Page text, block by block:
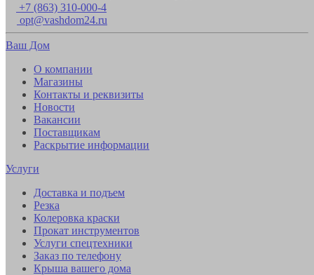
+7 (863) 310-000-4
opt@vashdom24.ru
Ваш Дом
О компании
Магазины
Контакты и реквизиты
Новости
Вакансии
Поставщикам
Раскрытие информации
Услуги
Доставка и подъем
Резка
Колеровка краски
Прокат инструментов
Услуги спецтехники
Заказ по телефону
Крыша вашего дома